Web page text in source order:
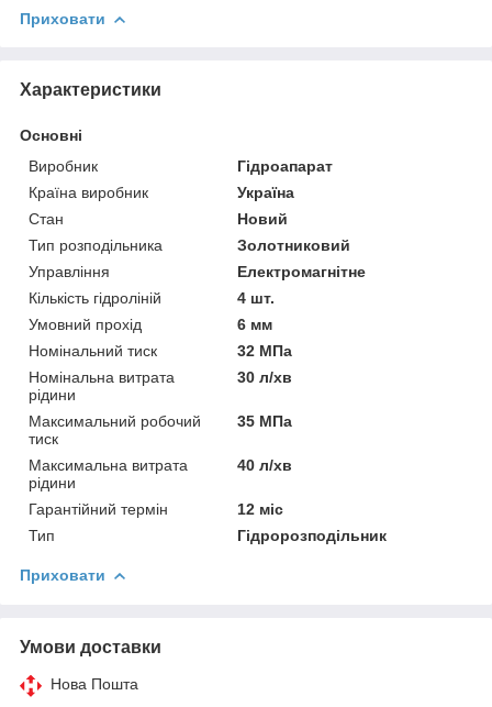
Приховати
Характеристики
Основні
Виробник
Гідроапарат
Країна виробник
Україна
Стан
Новий
Тип розподільника
Золотниковий
Управління
Електромагнітне
Кількість гідроліній
4 шт.
Умовний прохід
6 мм
Номінальний тиск
32 МПа
Номінальна витрата
рідини
30 л/хв
Максимальний робочий
тиск
35 МПа
Максимальна витрата
рідини
40 л/хв
Гарантійний термін
12 міс
Тип
Гідророзподільник
Приховати
Умови доставки
Нова Пошта